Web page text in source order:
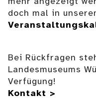
doch mal in
Bei Rückfragen
Landesmuseums
Verfügung!
Kontakt >